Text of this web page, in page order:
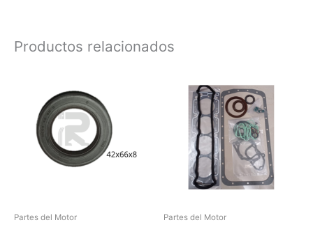
Productos relacionados
Partes del Motor Partes del Motor